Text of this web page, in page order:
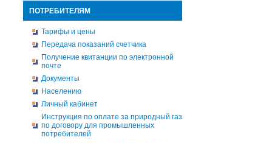
ПОТРЕБИТЕЛЯМ
Тарифы и цены
Передача показаний счетчика
Получение квитанции по электронной
почте
Документы
Населению
Личный кабинет
Инструкция по оплате за природный газ
по договору для промышленных
потребителей